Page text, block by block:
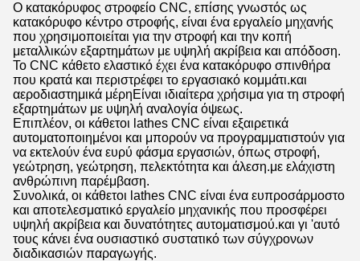
Ο κατακόρυφος στροφείο CNC, επίσης γνωστός ως
κατακόρυφο κέντρο στροφής, είναι ένα εργαλείο μηχανής
που χρησιμοποιείται για την στροφή και την κοπή
μεταλλικών εξαρτημάτων με υψηλή ακρίβεια και απόδοση.
Το CNC κάθετο ελαστικό έχει ένα κατακόρυφο σπινθήρα
που κρατά και περιστρέφει το εργασιακό κομμάτι.και
αεροδιαστημικά μέρηΕίναι ιδιαίτερα χρήσιμα για τη στροφή
εξαρτημάτων με υψηλή αναλογία όψεως.
Επιπλέον, οι κάθετοι lathes CNC είναι εξαιρετικά
αυτοματοποιημένοι και μπορούν να προγραμματιστούν για
να εκτελούν ένα ευρύ φάσμα εργασιών, όπως στροφή,
γεώτρηση, γεώτρηση, πελεκτότητα και άλεση.με ελάχιστη
ανθρώπινη παρέμβαση.
Συνολικά, οι κάθετοι lathes CNC είναι ένα ευπροσάρμοστο
και αποτελεσματικό εργαλείο μηχανικής που προσφέρει
υψηλή ακρίβεια και δυνατότητες αυτοματισμού.και γι 'αυτό
τους κάνει ένα ουσιαστικό συστατικό των σύγχρονων
διαδικασιών παραγωγής.